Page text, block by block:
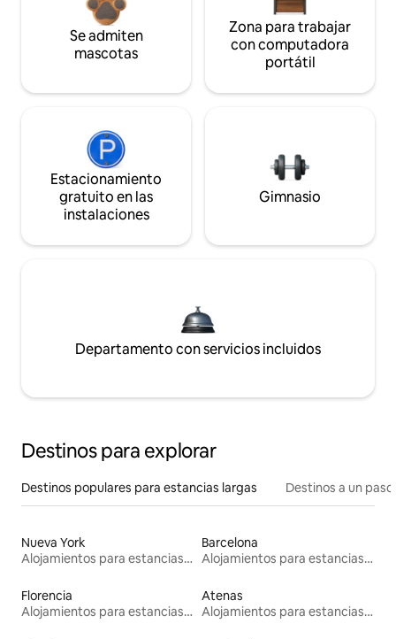
Se admiten
mascotas
Zona para trabajar
con computadora
portátil
Estacionamiento
gratuito en las
instalaciones
Gimnasio
Departamento con servicios incluidos
Destinos para explorar
Destinos populares para estancias largas Destinos a un
Nueva York
Alojamientos para estancias largas
Barcelona
Alojamientos para estancias largas
Florencia
Alojamientos para estancias largas
Atenas
Alojamientos para estancias largas